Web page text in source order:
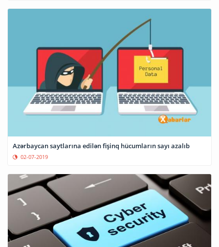
Azərbaycan saytlarına edilən fişinq hücumların sayı azalıb
02-07-2019